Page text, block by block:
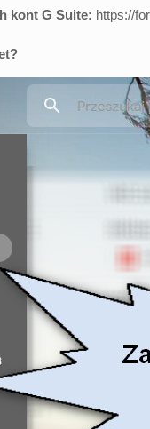
kont G Suite: https://